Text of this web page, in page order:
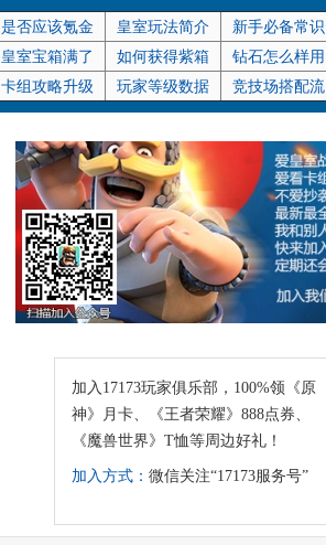
是否应该氪金 皇室玩法简介 新手必备常识
皇室宝箱满了
如何获得紫箱 钻石怎么样用
卡组攻略升级
玩家等级数据 竞技场搭配流
加入17173玩家俱乐部，100%领《原
神》月卡、《王者荣耀》888点券、
《魔兽世界》T恤等周边好礼！
加入方式： 微信关注“17173服务号”